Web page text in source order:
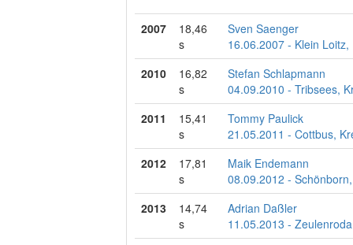
2007
18,46
s
Sven Saenger
16.06.2007 - Klein
2010
16,82
s
Stefan Schlapmann
04.09.2010 - Tribsees,
2011
15,41
s
Tommy Paulick
21.05.2011 - Cottbus,
2012
17,81
s
Maik Endemann
08.09.2012 -
2013
14,74
s
Adrian Daßler
11.05.2013 -